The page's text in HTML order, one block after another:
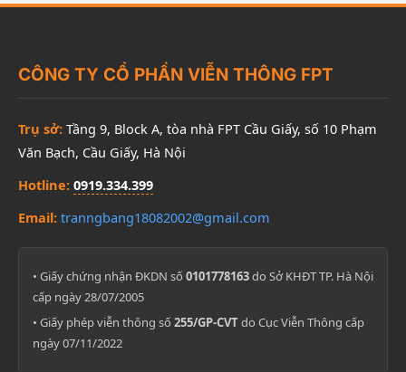
CÔNG TY CỔ PHẦN VIỄN THÔNG FPT
Trụ sở: Tầng 9, Block A, tòa nhà FPT Cầu Giấy, số 10 Phạm
Văn Bạch, Cầu Giấy, Hà Nội
Hotline: 0919.334.399
Email: tranngbang18082002@gmail.com
• Giấy chứng nhận ĐKDN số 0101778163do Sở KHĐT TP. Hà Nội
cấp ngày 28/07/2005
• Giấy phép viễn thông số 255/GP-CVTdo Cục Viễn Thông cấp
ngày 07/11/2022